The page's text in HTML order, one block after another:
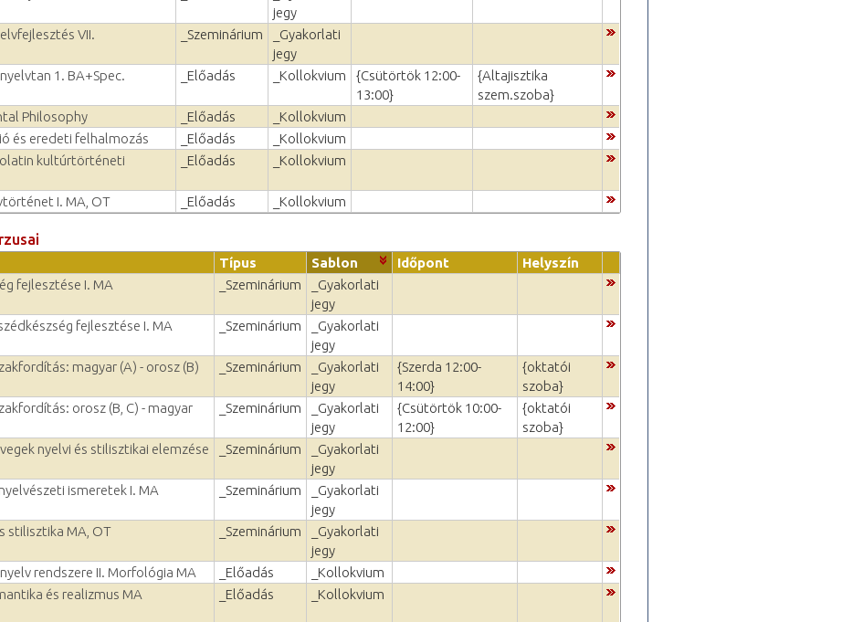
jegy
VII. _Szeminárium
_Gyakorlati
jegy
1. BA+Spec. _Előadás _Kollokvium
{Csütörtök 12:00-
13:00}
{Altajisztika
szem.szoba}
Philosophy _Előadás
_Kollokvium
és eredeti felhalmozás _Előadás
_Kollokvium
kultúrtörténeti
_Előadás _Kollokvium
I. MA, OT _Előadás _Kollokvium
Típus Sablon Időpont
Helyszín
fejlesztése I. MA _Szeminárium
_Gyakorlati
jegy
fejlesztése I. MA _Szeminárium
_Gyakorlati
jegy
magyar (A) - orosz (B) _Szeminárium
_Gyakorlati
jegy
{Szerda 12:00-
14:00}
{oktatói
szoba}
orosz (B, C) - magyar
_Szeminárium
_Gyakorlati
jegy
{Csütörtök 10:00-
12:00}
{oktatói
szoba}
nyelvi és stilisztikai elemzése
_Szeminárium
_Gyakorlati
jegy
ismeretek I. MA _Szeminárium
_Gyakorlati
jegy
stilisztika MA, OT _Szeminárium
_Gyakorlati
jegy
rendszere II. Morfológia MA _Előadás
_Kollokvium
és realizmus MA _Előadás _Kollokvium